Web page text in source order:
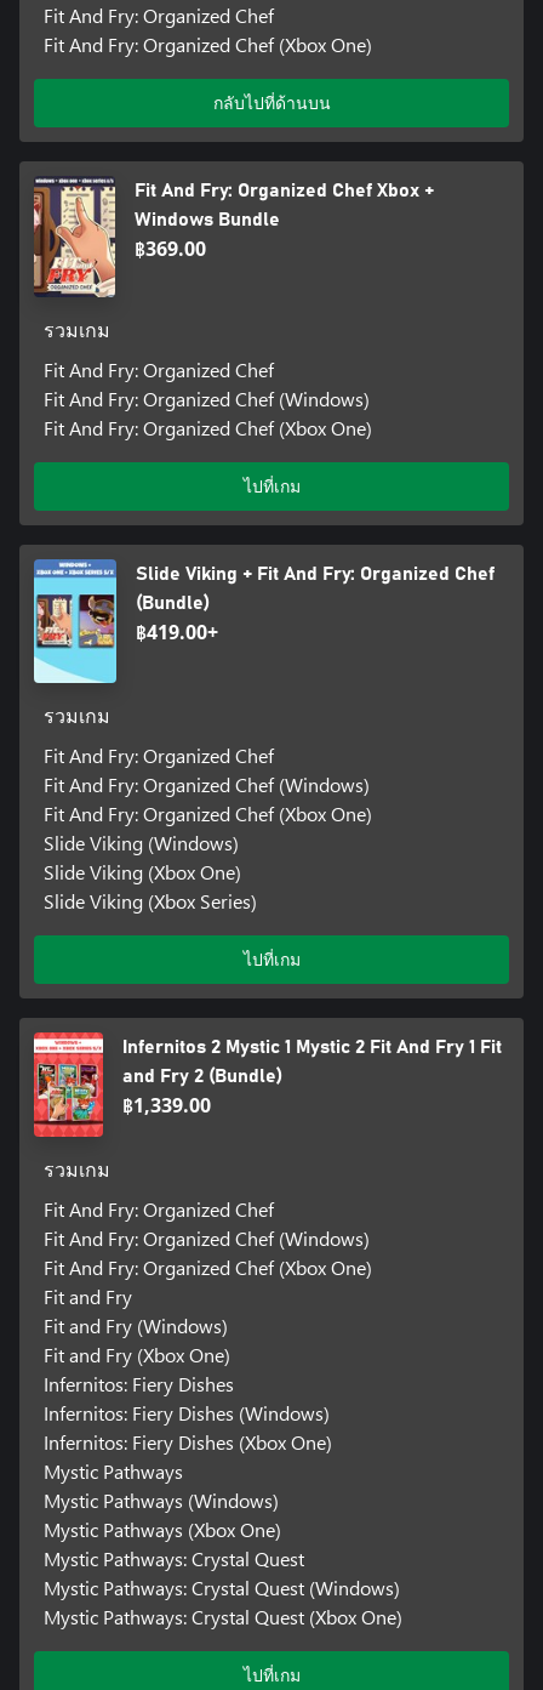
Fit And Fry: Organized Chef
Fit And Fry: Organized Chef (Xbox One)
กลับไปที่ด้านบน
Fit And Fry: Organized Chef Xbox +
Windows Bundle
฿369.00
รวมเกม
Fit And Fry: Organized Chef
Fit And Fry: Organized Chef (Windows)
Fit And Fry: Organized Chef (Xbox One)
ไปที่เกม
Slide Viking + Fit And Fry: Organized Chef
(Bundle)
฿419.00+
รวมเกม
Fit And Fry: Organized Chef
Fit And Fry: Organized Chef (Windows)
Fit And Fry: Organized Chef (Xbox One)
Slide Viking (Windows)
Slide Viking (Xbox One)
Slide Viking (Xbox Series)
ไปที่เกม
Infernitos 2 Mystic 1 Mystic 2 Fit And Fry 1 Fit
and Fry 2 (Bundle)
฿1,339.00
รวมเกม
Fit And Fry: Organized Chef
Fit And Fry: Organized Chef (Windows)
Fit And Fry: Organized Chef (Xbox One)
Fit and Fry
Fit and Fry (Windows)
Fit and Fry (Xbox One)
Infernitos: Fiery Dishes
Infernitos: Fiery Dishes (Windows)
Infernitos: Fiery Dishes (Xbox One)
Mystic Pathways
Mystic Pathways (Windows)
Mystic Pathways (Xbox One)
Mystic Pathways: Crystal Quest
Mystic Pathways: Crystal Quest (Windows)
Mystic Pathways: Crystal Quest (Xbox One)
ไปที่เกม